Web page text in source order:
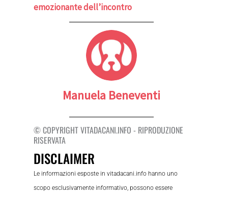
emozionante dell’incontro
Manuela Beneventi
© COPYRIGHT VITADACANI.INFO - RIPRODUZIONE
RISERVATA
DISCLAIMER
Le informazioni esposte in vitadacani.info hanno uno
scopo esclusivamente informativo, possono essere